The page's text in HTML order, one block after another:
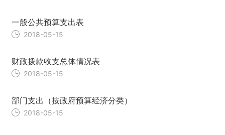
一般公共预算支出表
2018-05-15
财政拨款收支总体情况表
2018-05-15
部门支出（按政府预算经济分类）
2018-05-15